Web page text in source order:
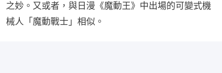
之妙。又或者，與日漫《魔動王》中出場的可變式機
械人「魔動戰士」相似。